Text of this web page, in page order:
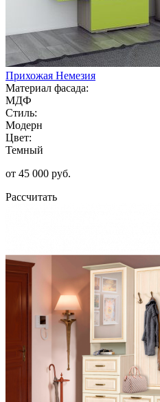
Прихожая Немезия
Материал фасада:
МДФ
Стиль:
Модерн
Цвет:
Темный
от 45 000 руб.
Рассчитать